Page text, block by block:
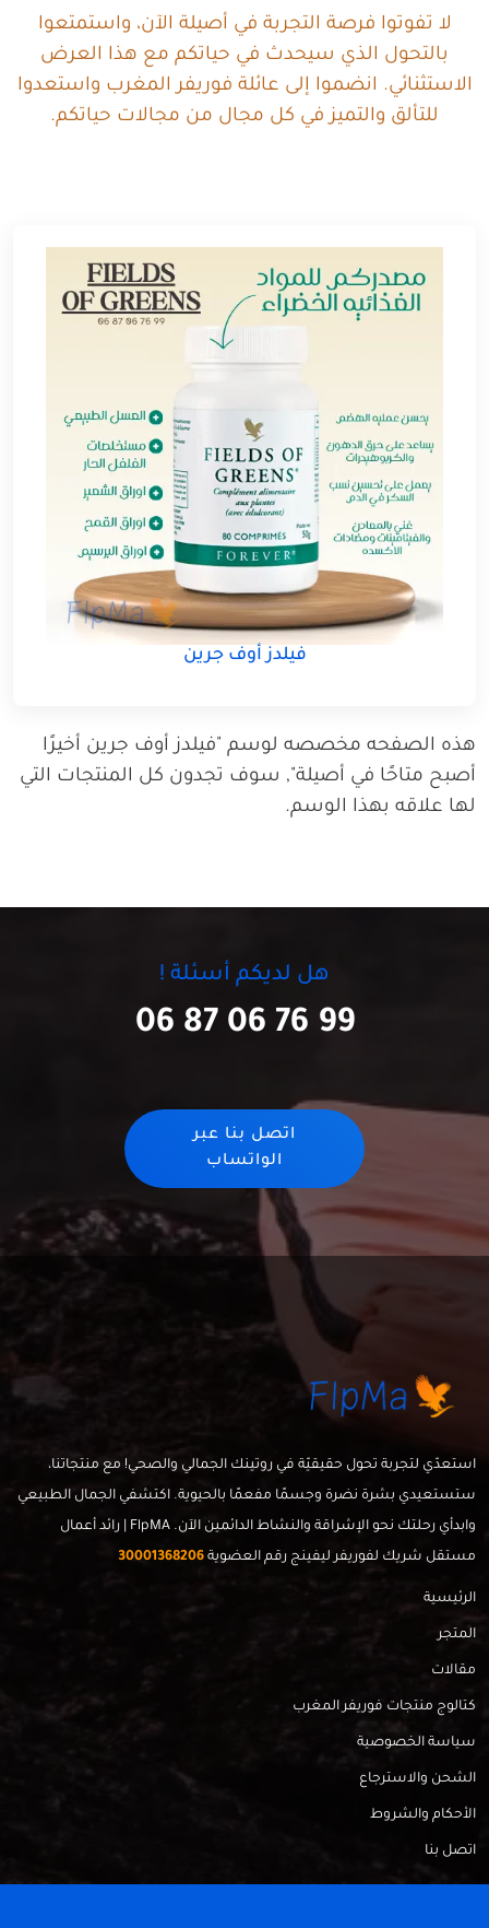
لا تفوتوا فرصة التجربة في أصيلة الآن، واستمتعوا
بالتحول الذي سيحدث في حياتكم مع هذا العرض
الاستثنائي. انضموا إلى عائلة فوريفر المغرب واستعدوا
للتألق والتميز في كل مجال من مجالات حياتكم.
فيلدز أوف جرين
هذه الصفحه مخصصه لوسم "فيلدز أوف جرين أخيرًا
أصبح متاحًا في أصيلة", سوف تجدون كل المنتجات التي
لها علاقه بهذا الوسم.
هل لديكم أسئلة !
06 87 06 76 99
اتصل بنا عبر
الواتساب
استعدّي لتجربة تحول حقيقيّة في روتينك الجمالي والصحي! مع منتجاتنا،
ستستعيدي بشرة نضرة وجسمًا مفعمًا بالحيوية. اكتشفي الجمال الطبيعي
وابدأي رحلتك نحو الإشراقة والنشاط الدائمين الآن. FlpMA | رائد أعمال
مستقل شريك لفوريفر ليفينج رقم العضوية 30001368206
الرئيسية
المتجر
مقالات
كتالوج منتجات فوريفر المغرب
سياسة الخصوصية
الشحن والاسترجاع
الأحكام والشروط
اتصل بنا